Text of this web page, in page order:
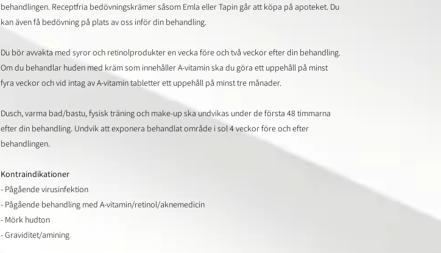
behandlingen. Receptfria bedövningskrämer såsom Emla eller Tapin går att köpa på apoteket. Du
kan även få bedövning på plats av oss inför din behandling.
Du bör avvakta med syror och retinolprodukter en vecka före och två veckor efter din behandling.
Om du behandlar huden med kräm som innehåller A-vitamin ska du göra ett uppehåll på minst
fyra veckor och vid intag av A-vitamin tabletter ett uppehåll på minst tre månader.
Dusch, varma bad/bastu, fysisk träning och make-up ska undvikas under de första 48 timmarna
efter din behandling. Undvik att exponera behandlat område i sol 4 veckor före och efter
behandlingen.
Kontraindikationer
- Pågående virusinfektion
- Pågående behandling med A-vitamin/retinol/aknemedicin
- Mörk hudton
- Graviditet/amining